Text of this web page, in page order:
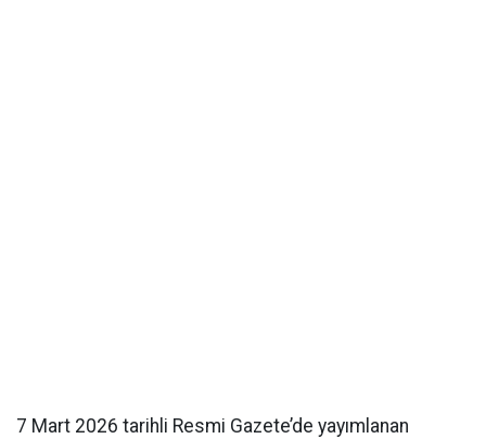
7 Mart 2026 tarihli Resmi Gazete’de yayımlanan